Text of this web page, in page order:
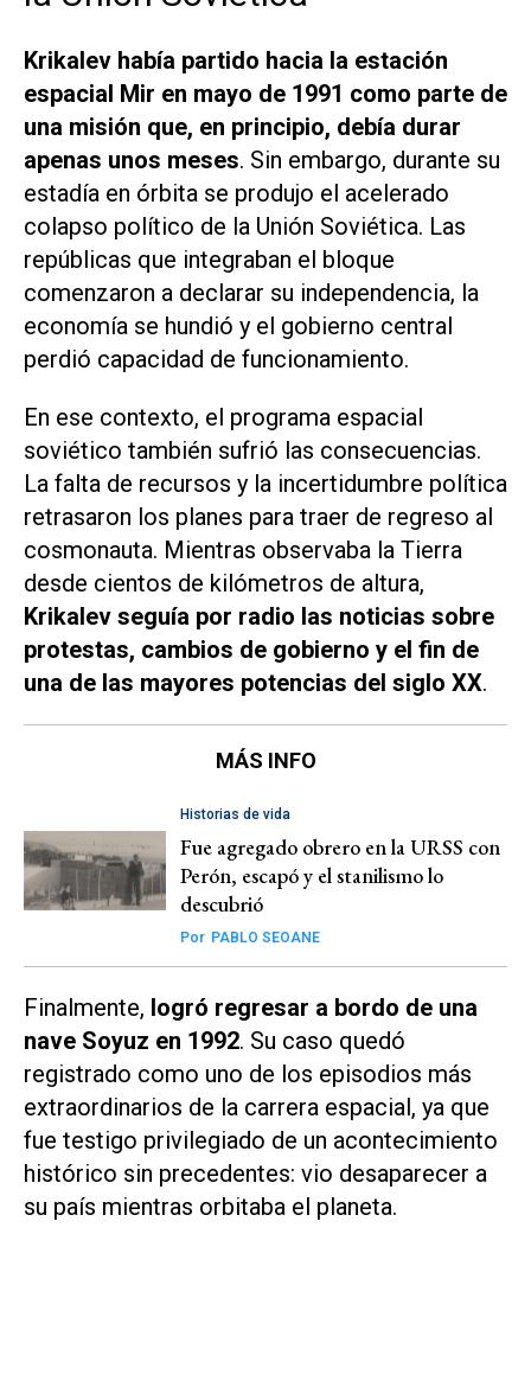
Krikalev había partido hacia la estación
espacial Mir en mayo de 1991 como parte de
una misión que, en principio, debía durar
apenas unos meses. Sin embargo, durante su
estadía en órbita se produjo el acelerado
colapso político de la Unión Soviética. Las
repúblicas que integraban el bloque
comenzaron a declarar su independencia, la
economía se hundió y el gobierno central
perdió capacidad de funcionamiento.
En ese contexto, el programa espacial
soviético también sufrió las consecuencias.
La falta de recursos y la incertidumbre política
retrasaron los planes para traer de regreso al
cosmonauta. Mientras observaba la Tierra
desde cientos de kilómetros de altura,
Krikalev seguía por radio las noticias sobre
protestas, cambios de gobierno y el fin de
una de las mayores potencias del siglo XX.
MÁS INFO
Historias de vida
Fue agregado obrero en la URSS con
Perón, escapó y el stanilismo lo
descubrió
Por PABLO SEOANE
Finalmente, logró regresar a bordo de una
nave Soyuz en 1992. Su caso quedó
registrado como uno de los episodios más
extraordinarios de la carrera espacial, ya que
fue testigo privilegiado de un acontecimiento
histórico sin precedentes: vio desaparecer a
su país mientras orbitaba el planeta.